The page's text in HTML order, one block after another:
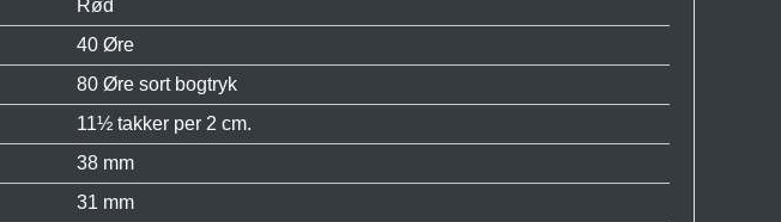
Rød
40 Øre
80 Øre sort bogtryk
11½ takker per 2 cm.
38 mm
31 mm